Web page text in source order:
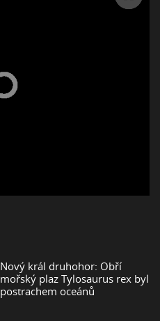
Nový král druhohor: Obří
mořský plaz Tylosaurus rex byl
postrachem oceánů